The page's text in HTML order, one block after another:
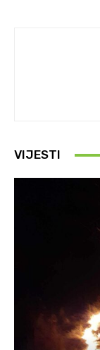
VIJESTI